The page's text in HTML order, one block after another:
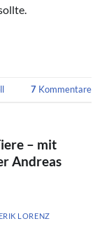
7 Kommentare
– mit
Andreas
ERIK LORENZ